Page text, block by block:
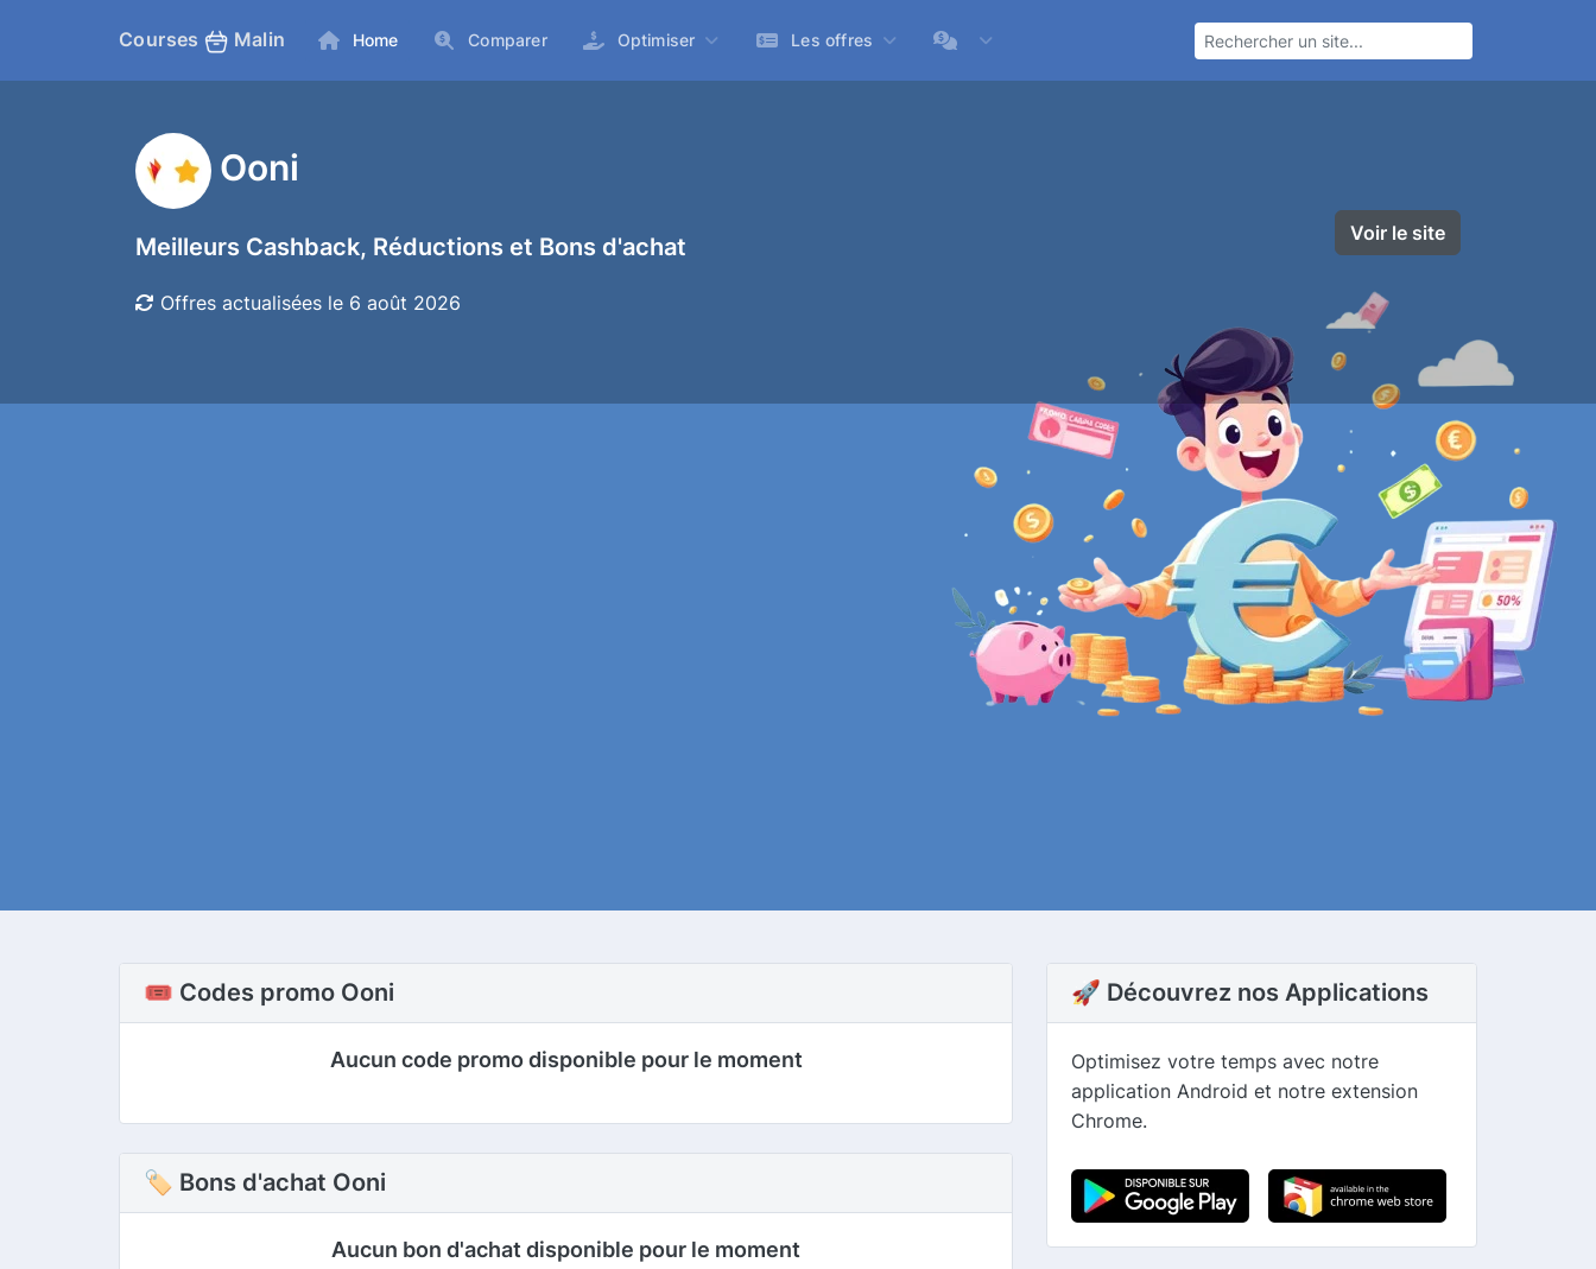
Courses Malin Home Comparer Optimiser Les offres
Ooni
Meilleurs Cashback, Réductions et Bons d'achat
Offres actualisées le 6 août 2026
Voir le site
🎟️ Codes promo Ooni
Aucun code promo disponible pour le moment
🏷 Bons d'achat Ooni
Aucun bon d'achat disponible pour le moment
🚀 Découvrez nos Applications
Optimisez votre temps avec notre
application Android et notre extension
Chrome.